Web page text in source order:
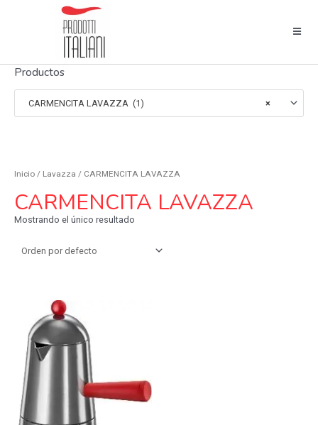
Productos
×
CARMENCITA LAVAZZA (1)
Inicio / Lavazza / CARMENCITA LAVAZZA
CARMENCITA LAVAZZA
Mostrando el único resultado